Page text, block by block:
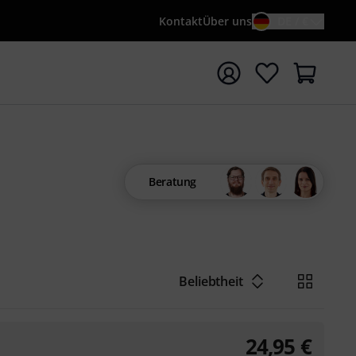
KontaktÜber uns
mit Suchwort {searchTerm} starten
Beratung
Beliebtheit
24,95 €